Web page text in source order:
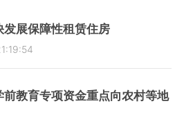
发展保障性租赁住房
前教育专项资金重点向农村等地